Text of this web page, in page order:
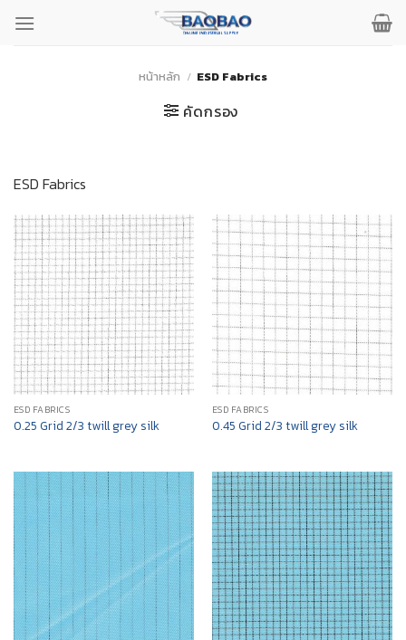
หน้าหลัก / ESD Fabrics
คัดกรอง
ESD Fabrics
ESD FABRICS
0.25 Grid 2/3 twill grey silk
ESD FABRICS
0.45 Grid 2/3 twill grey silk